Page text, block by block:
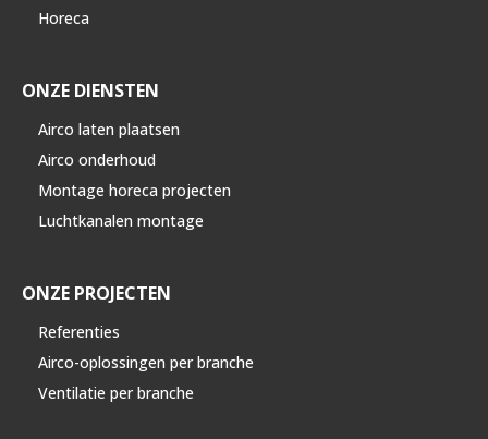
Horeca
ONZE DIENSTEN
Airco laten plaatsen
Airco onderhoud
Montage horeca projecten
Luchtkanalen montage
ONZE PROJECTEN
Referenties
Airco-oplossingen per branche
Ventilatie per branche